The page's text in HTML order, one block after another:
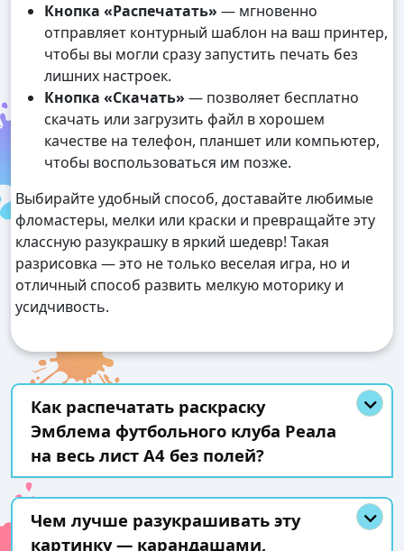
Кнопка «Распечатать» — мгновенно
отправляет контурный шаблон на ваш принтер,
чтобы вы могли сразу запустить печать без
лишних настроек.
Кнопка «Скачать» — позволяет бесплатно
скачать или загрузить файл в хорошем
качестве на телефон, планшет или компьютер,
чтобы воспользоваться им позже.
Выбирайте удобный способ, доставайте любимые
фломастеры, мелки или краски и превращайте эту
классную разукрашку в яркий шедевр! Такая
разрисовка — это не только веселая игра, но и
отличный способ развить мелкую моторику и
усидчивость.
Как распечатать раскраску
Эмблема футбольного клуба Реала
на весь лист А4 без полей?
Чем лучше разукрашивать эту
картинку — карандашами,